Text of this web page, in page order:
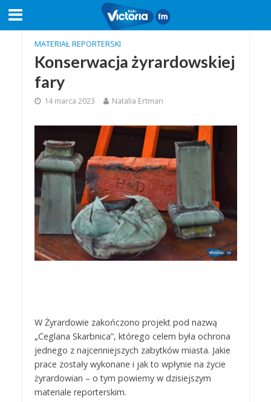
MATERIAŁ REPORTERSKI
Konserwacja żyrardowskiej
fary
14 marca 2023 Natalia Ertman
W Żyrardowie zakończono projekt pod nazwą
„Ceglana Skarbnica”, którego celem była ochrona
jednego z najcenniejszych zabytków miasta. Jakie
prace zostały wykonane i jak to wpłynie na życie
żyrardowian – o tym powiemy w dzisiejszym
materiale reporterskim.